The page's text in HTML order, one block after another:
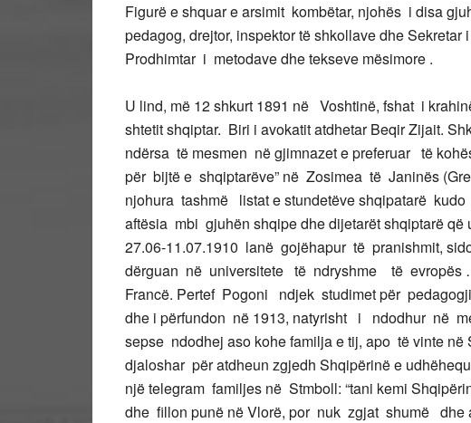
Figurë e shquar e arsimit kombëtar, njohës i disa
pedagog, drejtor, inspektor të shkollave dhe
Prodhimtar i metodave dhe tekseve mësimore .
U lind, më 12 shkurt 1891 në Voshtinë, fshat i
shtetit shqiptar. Biri i avokatit atdhetar Beqir Zijait.
ndërsa të mesmen në gjimnazet e preferuar të
për bijtë e shqiptarëve” në Zosimea të Janinës
njohura tashmë listat e stundetëve shqipatarë
aftësia mbi gjuhën shqipe dhe dijetarët shqiptarë
27.06-11.07.1910 lanë gojëhapur të pranishmit,
dërguan në universitete të ndryshme të evropës
Francë. Pertef Pogoni ndjek studimet për
dhe i përfundon në 1913, natyrisht i ndodhur në
sepse ndodhej aso kohe familja e tij, apo të vinte në
djaloshar për atdheun zgjedh Shqipërinë e
një telegram familjes në Stmboll: “tani kemi
dhe fillon punë në Vlorë, por nuk zgjat shumë dhe